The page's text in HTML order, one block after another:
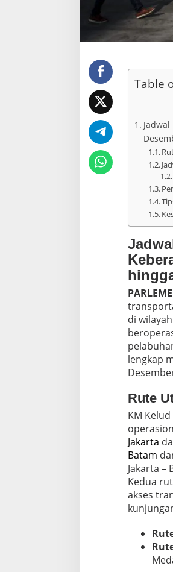
0
2
:
e
n
j
u
n
g
P
i
o
k
k
e
S
u
a
t
e
a
t
a
r
a
Table
di
lengkap
Rute
KM
Jakarta
Batam
Jakarta –
Kedua
akses